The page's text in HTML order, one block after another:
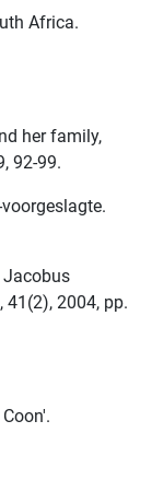
Africa.
her family,
92-99.
Jacobus
41(2), 2004, pp.